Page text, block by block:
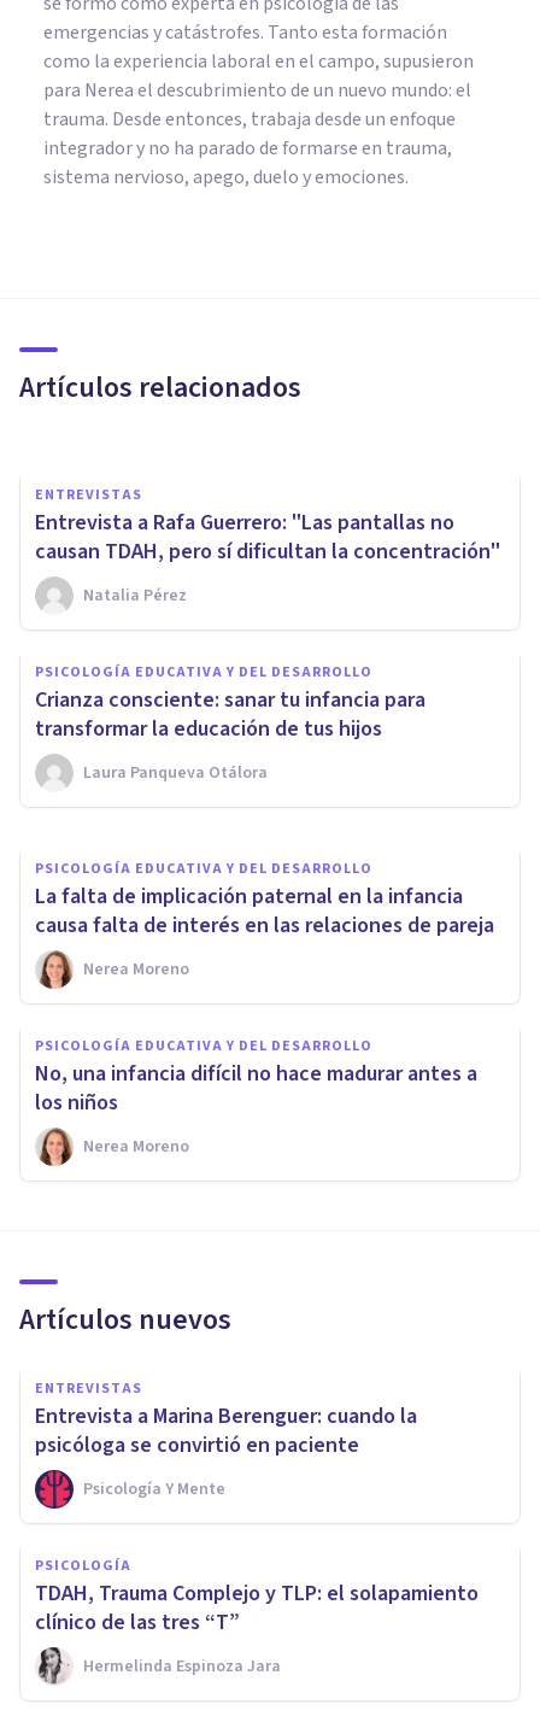
emergencias y catástrofes. Tanto esta formación
como la experiencia laboral en el campo, supusieron
para Nerea el descubrimiento de un nuevo mundo: el
trauma. Desde entonces, trabaja desde un enfoque
integrador y no ha parado de formarse en trauma,
sistema nervioso, apego, duelo y emociones.
Artículos relacionados
crianza
ENTREVISTAS
Entrevista a Rafa Guerrero: "Las pantallas no
causan TDAH, pero sí dificultan la concentración"
Natalia Pérez
PSICOLOGÍA EDUCATIVA Y DEL DESARROLLO
Crianza consciente: sanar tu infancia para
transformar la educación de tus hijos
Laura Panqueva Otálora
PSICOLOGÍA EDUCATIVA Y DEL DESARROLLO
Sus sentimientos no son
'tontería': cómo reparar
errores en la crianza para
fortalecer el vínculo con tus
hijos
Laura Panqueva Otálora
PSICOLOGÍA EDUCATIVA Y DEL DESARROLLO
La falta de implicación paternal en la infancia
causa falta de interés en las relaciones de pareja
Nerea Moreno
PSICOLOGÍA EDUCATIVA Y DEL DESARROLLO
No, una infancia difícil no hace madurar antes a
los niños
Nerea Moreno
Artículos nuevos
ENTREVISTAS
Entrevista a Marina Berenguer: cuando la
psicóloga se convirtió en paciente
Psicología Y Mente
PSICOLOGÍA
TDAH, Trauma Complejo y TLP: el solapamiento
clínico de las tres “T”
Hermelinda Espinoza Jara